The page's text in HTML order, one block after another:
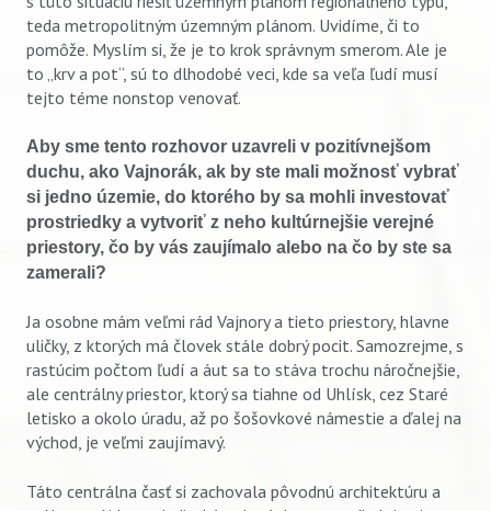
teda metropolitným územným plánom. Uvidíme, či to
pomôže. Myslím si, že je to krok správnym smerom. Ale je
to „krv a pot“, sú to dlhodobé veci, kde sa veľa ľudí musí
tejto téme nonstop venovať.
Aby sme tento rozhovor uzavreli v pozitívnejšom
duchu, ako Vajnorák, ak by ste mali možnosť vybrať
si jedno územie, do ktorého by sa mohli investovať
prostriedky a vytvoriť z neho kultúrnejšie verejné
priestory, čo by vás zaujímalo alebo na čo by ste sa
zamerali?
Ja osobne mám veľmi rád Vajnory a tieto priestory, hlavne
uličky, z ktorých má človek stále dobrý pocit. Samozrejme, s
rastúcim počtom ľudí a áut sa to stáva trochu náročnejšie,
ale centrálny priestor, ktorý sa tiahne od Uhlísk, cez Staré
letisko a okolo úradu, až po šošovkové námestie a ďalej na
východ, je veľmi zaujímavý.
Táto centrálna časť si zachovala pôvodnú architektúru a